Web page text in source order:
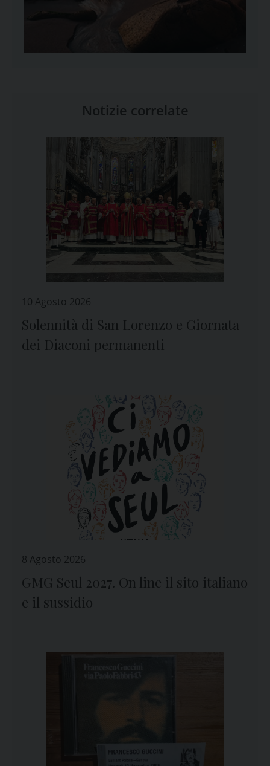
Notizie correlate
10 Agosto 2026
Solennità di San Lorenzo e Giornata
dei Diaconi permanenti
8 Agosto 2026
GMG Seul 2027. On line il sito italiano
e il sussidio